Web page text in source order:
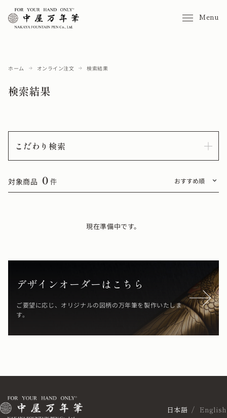
Menu
ホーム オンライン注文 検索結果
検索結果
こだわり検索
対象商品 0 件
現在準備中です。
デザインオーダーはこちら
ご要望に応じ、オリジナルの図柄の万年筆を製作いたしま
す。
日本語 English